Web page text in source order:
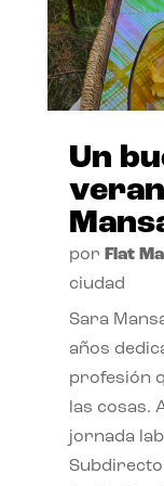
Un
por Flat
ciudad
Sara
años
profesión
las cosas.
jornada